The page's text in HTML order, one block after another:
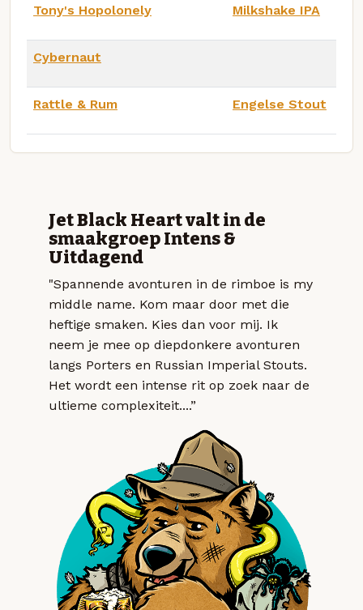
Tony's Hopolonely Milkshake IPA
Cybernaut
Rattle & Rum Engelse Stout
Jet Black Heart valt in de
smaakgroep Intens &
Uitdagend
"Spannende avonturen in de rimboe is my
middle name. Kom maar door met die
heftige smaken. Kies dan voor mij. Ik
neem je mee op diepdonkere avonturen
langs Porters en Russian Imperial Stouts.
Het wordt een intense rit op zoek naar de
ultieme complexiteit....”